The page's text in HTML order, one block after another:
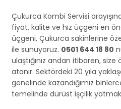
Çukurca Kombi Servisi
fiyat, kalite ve hız üçgeni en
üçgeni, Çukurca sakinlerine
ile sunuyoruz. 0501 644 18 80
ulaştığınız andan itibaren,
atanır. Sektördeki 20 yıla
genelinde kazandığımız
temelinde dürüst işçilik